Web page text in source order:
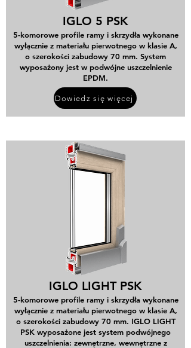
IGLO 5 PSK
5-komorowe profile ramy i skrzydła wykonane
wyłącznie z materiału pierwotnego w klasie A,
o szerokości zabudowy 70 mm. System
wyposażony jest w podwójne uszczelnienie
EPDM.
Dowiedz się więcej
IGLO LIGHT PSK
5-komorowe profile ramy i skrzydła wykonane
wyłącznie z materiału pierwotnego w klasie A,
o szerokości zabudowy 70 mm. IGLO LIGHT
PSK wyposażone jest system podwójnego
uszczelnienia: zewnętrzne, wewnętrzne z